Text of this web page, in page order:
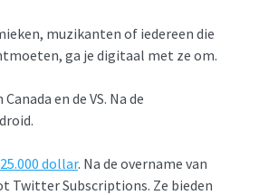
muzikanten of iedereen die
ga je digitaal met ze om.
en de VS. Na de
dollar. Na de overname van
Twitter Subscriptions. Ze bieden